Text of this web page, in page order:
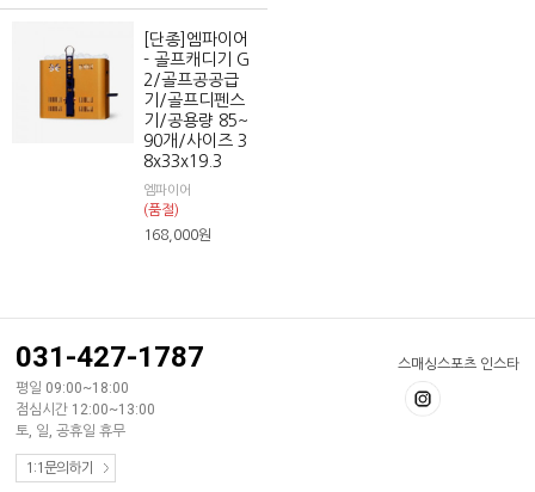
[단종]엠파이어
- 골프캐디기 G
2/골프공공급
기/골프디펜스
기/공용량 85~
90개/사이즈 3
8x33x19.3
엠파이어
(품절)
168,000원
스매싱스포츠 인스타
031-427-1787
평일 09:00~18:00
점심시간 12:00~13:00
토, 일, 공휴일 휴무
1:1문의하기